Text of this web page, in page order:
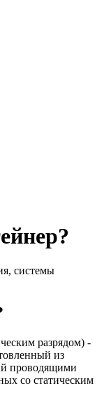
разрядом) -
из
проводящими
со статическим